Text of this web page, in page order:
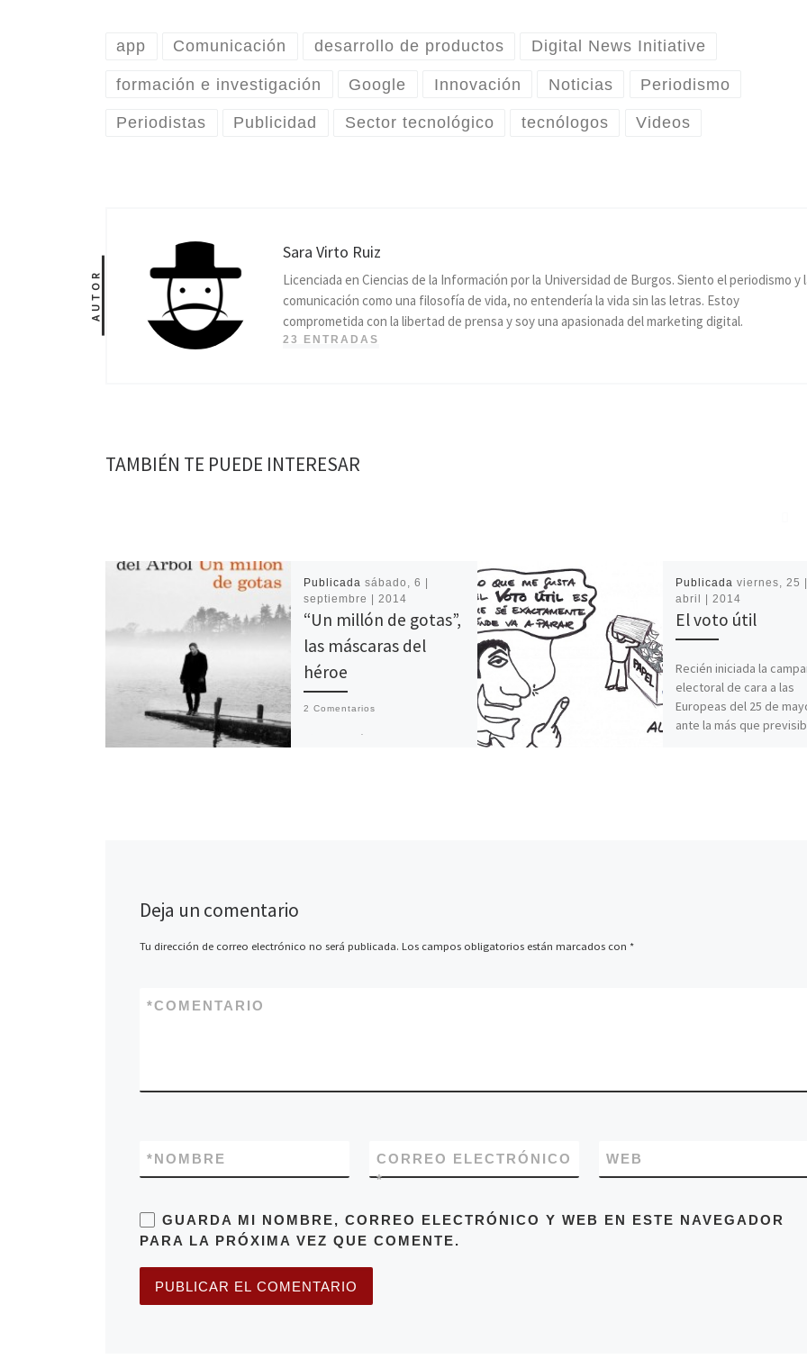
app Comunicación desarrollo de productos Digital News Initiative
formación e investigación Google Innovación Noticias Periodismo
Periodistas Publicidad Sector tecnológico tecnólogos Videos
AUTOR
Sara Virto Ruiz
Licenciada en Ciencias de la Información por la Universidad de Burgos. Siento el periodismo y
comunicación como una filosofía de vida, no entendería la vida sin las letras. Estoy
comprometida con la libertad de prensa y soy una apasionada del marketing digital.
23 ENTRADAS
TAMBIÉN TE PUEDE INTERESAR
Publicadasábado, 6 |
septiembre | 2014
“Un millón de gotas”,
las máscaras del
héroe
2 Comentarios
Publicada viernes, 25 |
abril | 2014
El voto útil
Recién iniciada la
electoral de cara a las
Europeas del 25 de
ante la más que
Deja un comentario
Tu dirección de correo electrónico no será publicada. Los campos obligatorios están marcados con *
COMENTARIO
*
NOMBRE
*
CORREO ELECTRÓNICO
*
WEB
GUARDA MI NOMBRE, CORREO ELECTRÓNICO Y WEB EN ESTE NAVEGADOR
PARA LA PRÓXIMA VEZ QUE COMENTE.